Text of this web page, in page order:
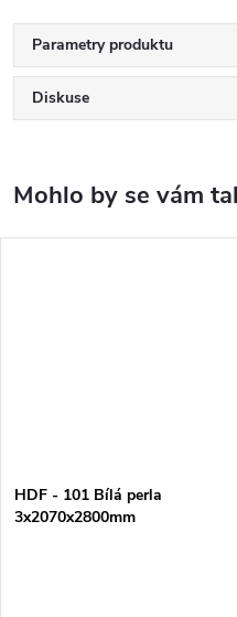
Parametry produktu
Diskuse
HDF - 101 Bílá perla
3x2070x2800mm